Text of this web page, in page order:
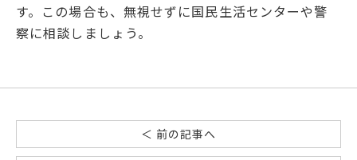
す。この場合も、無視せずに国民生活センターや警
察に相談しましょう。
＜ 前の記事へ